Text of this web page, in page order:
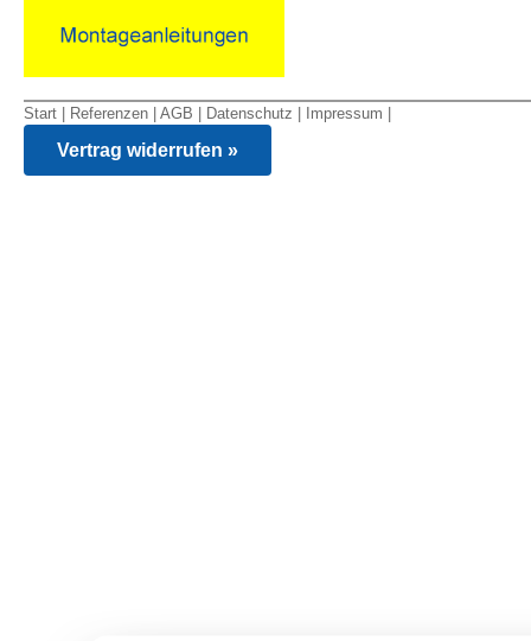
Start Referenzen AGB Datenschutz Impressum
Vertrag widerrufen »